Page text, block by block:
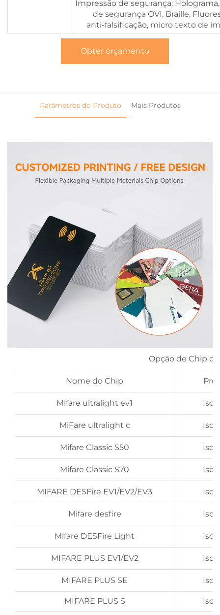
Impressão de segurança:
de segurança OVI, Braille,
anti-falsificação, micro texto de
Obter orçamento
Parâmetros do Produto Mais Produtos
Opção de Chip
Nome do Chip
Mifare ultralight ev1
MiFare ultralight c
Mifare Classic S50
Mifare Classic S70
MIFARE DESFire EV1/EV2/EV3
Mifare desfire
Mifare DESFire Light
MIFARE PLUS EV1/EV2
MIFARE PLUS SE
MIFARE PLUS S